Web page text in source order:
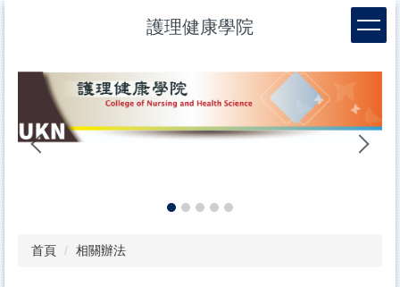
要
區
護理健康學院
首頁 相關辦法